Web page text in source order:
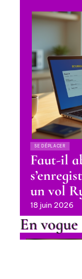
SE DÉPLACER
Faut-il
un vol
18 juin 2026
En vogue